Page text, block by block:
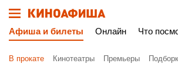
Афиша и билеты Онлайн Что
В прокате Кинотеатры Премьеры